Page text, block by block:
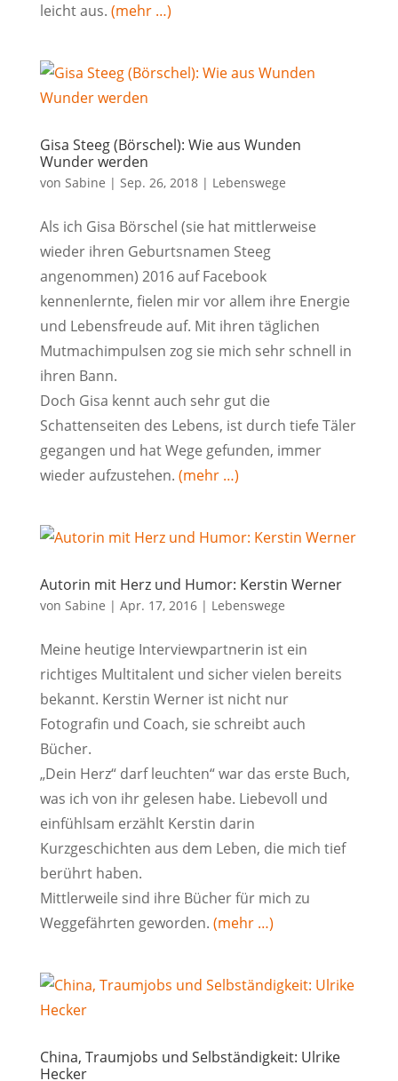
leicht aus. (mehr …)
Gisa Steeg (Börschel): Wie aus Wunden
Wunder werden
von Sabine | Sep. 26, 2018| Lebenswege
Als ich Gisa Börschel (sie hat mittlerweise
wieder ihren Geburtsnamen Steeg
angenommen) 2016 auf Facebook
kennenlernte, fielen mir vor allem ihre Energie
und Lebensfreude auf. Mit ihren täglichen
Mutmachimpulsen zog sie mich sehr schnell in
ihren Bann.
Doch Gisa kennt auch sehr gut die
Schattenseiten des Lebens, ist durch tiefe Täler
gegangen und hat Wege gefunden, immer
wieder aufzustehen. (mehr …)
Autorin mit Herz und Humor: Kerstin Werner
von Sabine | Apr. 17, 2016| Lebenswege
Meine heutige Interviewpartnerin ist ein
richtiges Multitalent und sicher vielen bereits
bekannt. Kerstin Werner ist nicht nur
Fotografin und Coach, sie schreibt auch
Bücher.
„Dein Herz“ darf leuchten“ war das erste Buch,
was ich von ihr gelesen habe. Liebevoll und
einfühlsam erzählt Kerstin darin
Kurzgeschichten aus dem Leben, die mich tief
berührt haben.
Mittlerweile sind ihre Bücher für mich zu
Weggefährten geworden. (mehr …)
China, Traumjobs und Selbständigkeit: Ulrike
Hecker